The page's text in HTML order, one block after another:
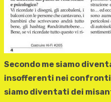
Secondo me siamo
insofferenti nei
siamo diventati dei